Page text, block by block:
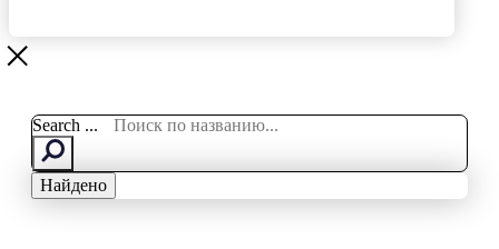
Search ...
Найдено